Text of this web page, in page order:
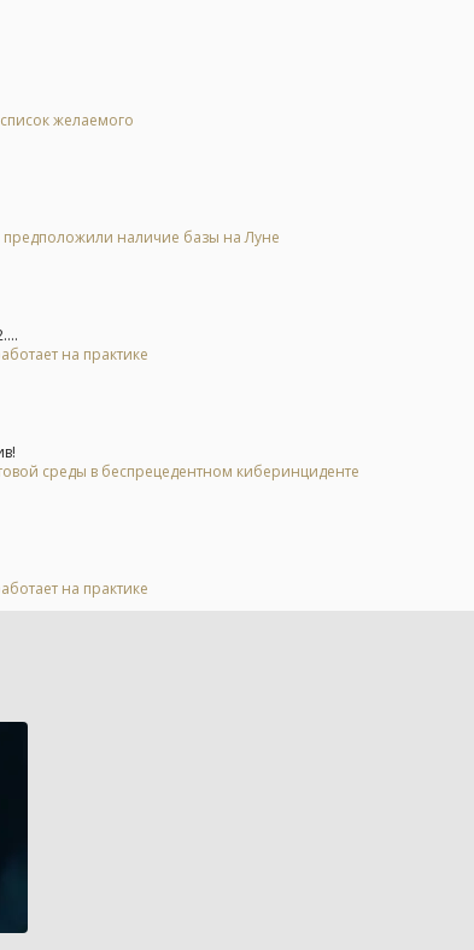
желаемого
наличие базы на Луне
на практике
среды в беспрецедентном киберинциденте
на практике